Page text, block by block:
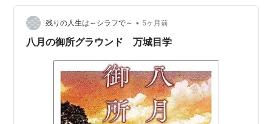
りの万城目学さん。 本巻には2篇が収められています。
まずは、「十二月の都大路上下…
残りの人生は～シラフで～ • 5ヶ月前
八月の御所グラウンド 万城目学